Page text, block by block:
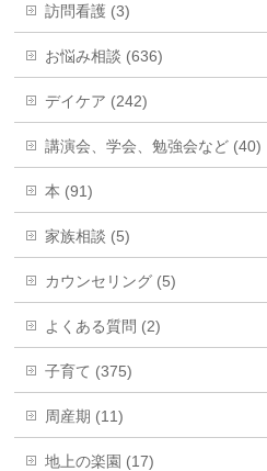
訪問看護 (3)
お悩み相談 (636)
デイケア (242)
講演会、学会、勉強会など (40)
本 (91)
家族相談 (5)
カウンセリング (5)
よくある質問 (2)
子育て (375)
周産期 (11)
地上の楽園 (17)